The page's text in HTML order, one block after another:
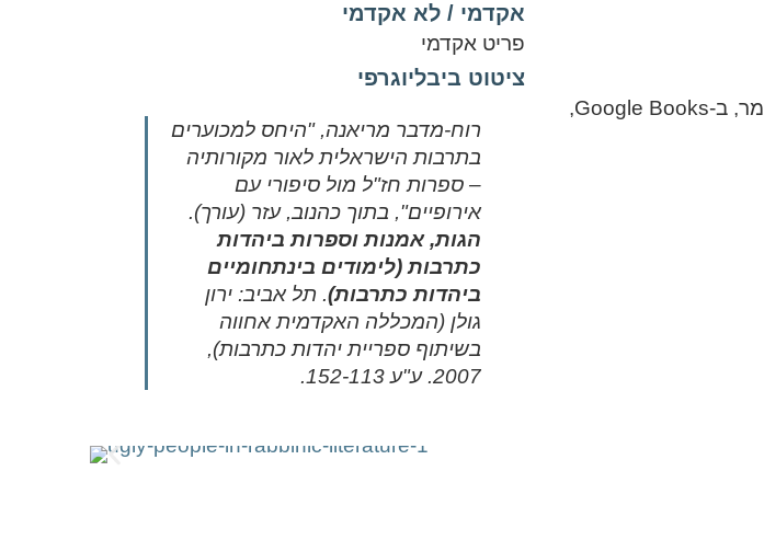
לדף הספר בו נכלל המאמר, ב-Google Books,
אקדמי / לא אקדמי
פריט אקדמי
ציטוט ביבליוגרפי
רוח-מדבר מריאנה, "היחס למכוערים
בתרבות הישראלית לאור מקורותיה
– ספרות חז"ל מול סיפורי עם
אירופיים", בתוך כהנוב, עזר (עורך).
הגות, אמנות וספרות ביהדות
כתרבות (לימודים בינתחומיים
ביהדות כתרבות). תל אביב: ירון
גולן (המכללה האקדמית אחווה
בשיתוף ספריית יהדות כתרבות),
2007. ע"ע 152-113.